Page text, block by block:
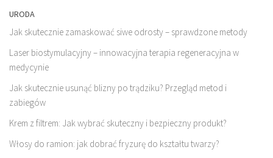
URODA
Jak skutecznie zamaskować siwe odrosty – sprawdzone metody
Laser biostymulacyjny – innowacyjna terapia regeneracyjna w
medycynie
Jak skutecznie usunąć blizny po trądziku? Przegląd metod i
zabiegów
Krem z filtrem: Jak wybrać skuteczny i bezpieczny produkt?
Włosy do ramion: jak dobrać fryzurę do kształtu twarzy?